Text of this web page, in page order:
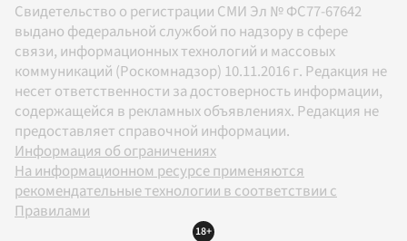
Свидетельство о регистрации СМИ Эл № ФС77-67642
выдано федеральной службой по надзору в сфере
связи, информационных технологий и массовых
коммуникаций (Роскомнадзор) 10.11.2016 г. Редакция не
несет ответственности за достоверность информации,
содержащейся в рекламных объявлениях. Редакция не
предоставляет справочной информации.
Информация об ограничениях
На информационном ресурсе применяются
рекомендательные технологии в соответствии с
Правилами
18+